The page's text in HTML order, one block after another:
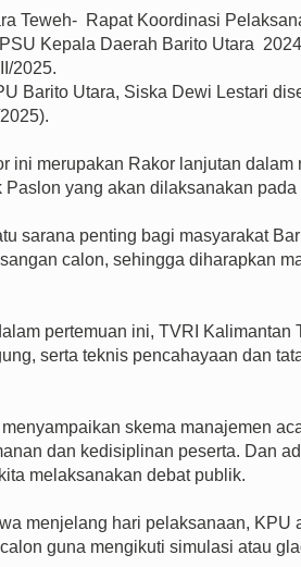
Teweh- Rapat Koordinasi
Kepala Daerah Barito Utara
2025.
Barito Utara, Siska Dewi Lestari
ini merupakan Rakor lanjutan
yang akan dilaksanakan
sarana penting bagi masyarakat
calon, sehingga diharapkan
pertemuan ini, TVRI Kalimantan
serta teknis pencahayaan dan
skema manajemen
dan kedisiplinan peserta. Dan
melaksanakan debat publik.
menjelang hari pelaksanaan, KPU
guna mengikuti simulasi atau